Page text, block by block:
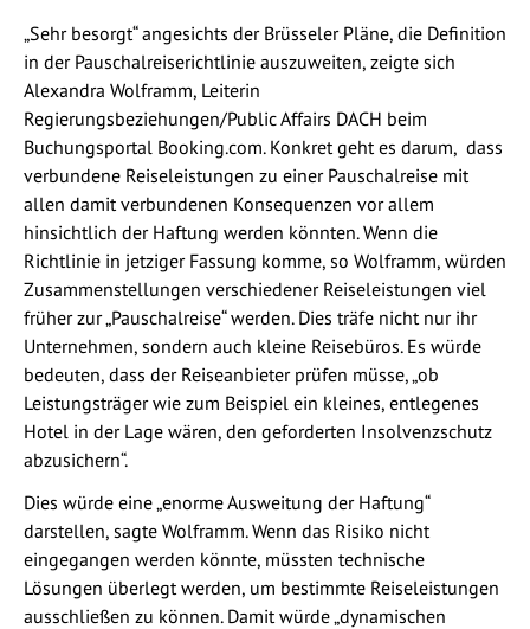
„Sehr besorgt“ angesichts der Brüsseler Pläne, die Definition
in der Pauschalreiserichtlinie auszuweiten, zeigte sich
Alexandra Wolframm, Leiterin
Regierungsbeziehungen/Public Affairs DACH beim
Buchungsportal Booking.com. Konkret geht es darum, dass
verbundene Reiseleistungen zu einer Pauschalreise mit
allen damit verbundenen Konsequenzen vor allem
hinsichtlich der Haftung werden könnten. Wenn die
Richtlinie in jetziger Fassung komme, so Wolframm, würden
Zusammenstellungen verschiedener Reiseleistungen viel
früher zur „Pauschalreise“ werden. Dies träfe nicht nur ihr
Unternehmen, sondern auch kleine Reisebüros. Es würde
bedeuten, dass der Reiseanbieter prüfen müsse, „ob
Leistungsträger wie zum Beispiel ein kleines, entlegenes
Hotel in der Lage wären, den geforderten Insolvenzschutz
abzusichern“.
Dies würde eine „enorme Ausweitung der Haftung“
darstellen, sagte Wolframm. Wenn das Risiko nicht
eingegangen werden könnte, müssten technische
Lösungen überlegt werden, um bestimmte Reiseleistungen
ausschließen zu können. Damit würde „dynamischen